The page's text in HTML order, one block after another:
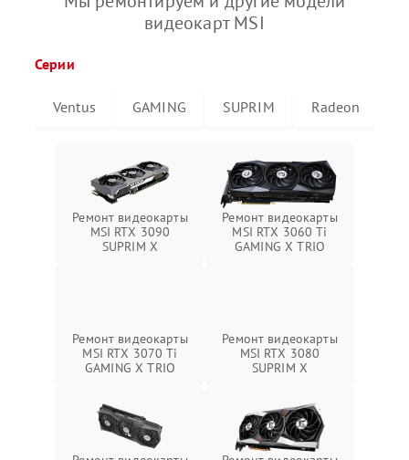
видеокарт MSI
Серии
Ventus GAMING SUPRIM Radeon
Ремонт видеокарты
MSI RTX 3090
SUPRIM X
Ремонт видеокарты
MSI RTX 3060 Ti
GAMING X TRIO
Ремонт видеокарты
MSI RTX 3070 Ti
GAMING X TRIO
Ремонт видеокарты
MSI RTX 3080
SUPRIM X